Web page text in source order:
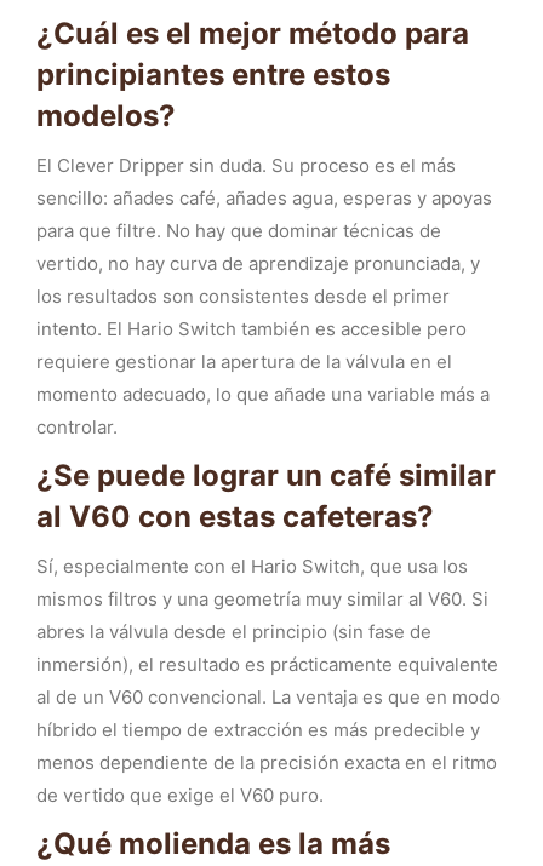
¿Cuál es el mejor método para
principiantes entre estos
modelos?
El Clever Dripper sin duda. Su proceso es el más
sencillo: añades café, añades agua, esperas y apoyas
para que filtre. No hay que dominar técnicas de
vertido, no hay curva de aprendizaje pronunciada, y
los resultados son consistentes desde el primer
intento. El Hario Switch también es accesible pero
requiere gestionar la apertura de la válvula en el
momento adecuado, lo que añade una variable más a
controlar.
¿Se puede lograr un café similar
al V60 con estas cafeteras?
Sí, especialmente con el Hario Switch, que usa los
mismos filtros y una geometría muy similar al V60. Si
abres la válvula desde el principio (sin fase de
inmersión), el resultado es prácticamente equivalente
al de un V60 convencional. La ventaja es que en modo
híbrido el tiempo de extracción es más predecible y
menos dependiente de la precisión exacta en el ritmo
de vertido que exige el V60 puro.
¿Qué molienda es la más